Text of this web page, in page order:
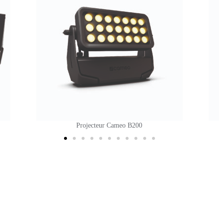
Projecteur Par batterie Algam